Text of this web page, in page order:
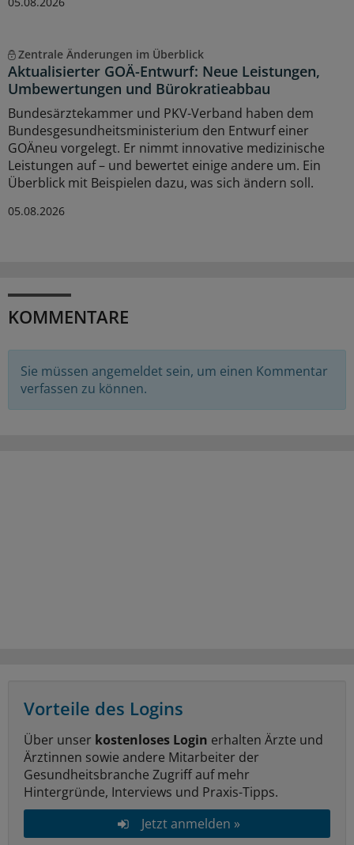
Zentrale Änderungen im Überblick
Aktualisierter GOÄ-Entwurf: Neue Leistungen,
Umbewertungen und Bürokratieabbau
Bundesärztekammer und PKV-Verband haben dem
Bundesgesundheitsministerium den Entwurf einer
GOÄneu vorgelegt. Er nimmt innovative medizinische
Leistungen auf – und bewertet einige andere um. Ein
Überblick mit Beispielen dazu, was sich ändern soll.
05.08.2026
KOMMENTARE
Sie müssen angemeldet sein, um einen Kommentar
verfassen zu können.
Vorteile des Logins
Über unser kostenloses Login erhalten Ärzte und
Ärztinnen sowie andere Mitarbeiter der
Gesundheitsbranche Zugriff auf mehr
Hintergründe, Interviews und Praxis-Tipps.
Jetzt anmelden »